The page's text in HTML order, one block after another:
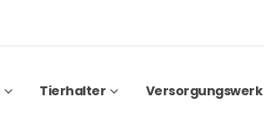
Tierhalter Versorgungswerk